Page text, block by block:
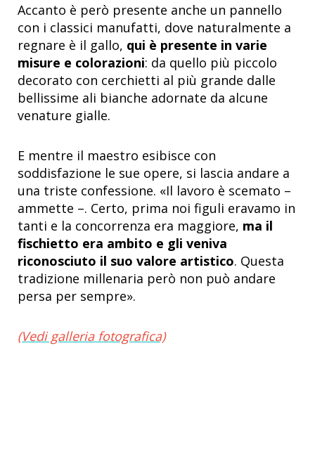
Accanto è però presente anche un pannello
con i classici manufatti, dove naturalmente a
regnare è il gallo, qui è presente in varie
misure e colorazioni: da quello più piccolo
decorato con cerchietti al più grande dalle
bellissime ali bianche adornate da alcune
venature gialle.
E mentre il maestro esibisce con
soddisfazione le sue opere, si lascia andare a
una triste confessione. «Il lavoro è scemato –
ammette –. Certo, prima noi figuli eravamo in
tanti e la concorrenza era maggiore, ma il
fischietto era ambito e gli veniva
riconosciuto il suo valore artistico. Questa
tradizione millenaria però non può andare
persa per sempre».
(Vedi galleria fotografica)